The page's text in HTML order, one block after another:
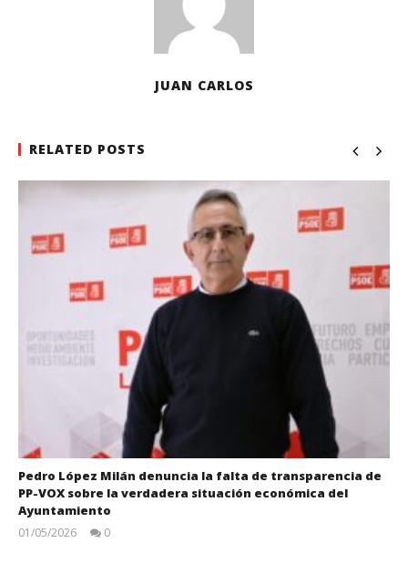
JUAN CARLOS
RELATED POSTS
Pedro López Milán denuncia la falta de transparencia de
PP-VOX sobre la verdadera situación económica del
Ayuntamiento
01/05/2026
0